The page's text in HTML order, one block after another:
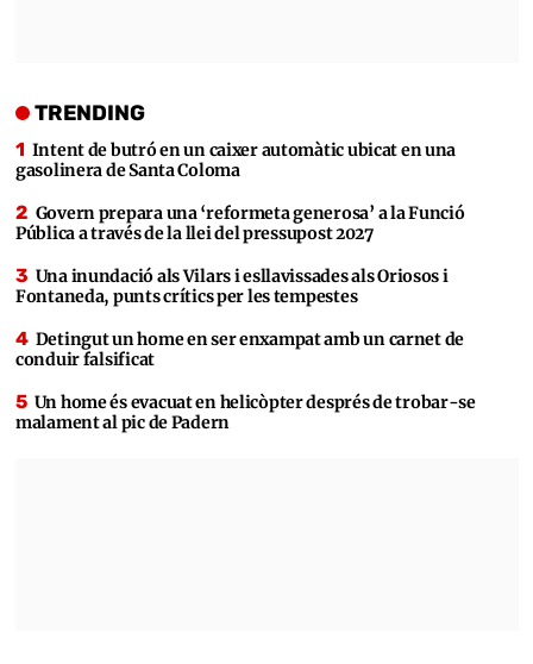
TRENDING
Intent de butró en un caixer automàtic ubicat en una
gasolinera de Santa Coloma
Govern prepara una ‘reformeta generosa’ a la Funció
Pública a través de la llei del pressupost 2027
Una inundació als Vilars i esllavissades als Oriosos i
Fontaneda, punts crítics per les tempestes
Detingut un home en ser enxampat amb un carnet de
conduir falsificat
Un home és evacuat en helicòpter després de trobar-se
malament al pic de Padern